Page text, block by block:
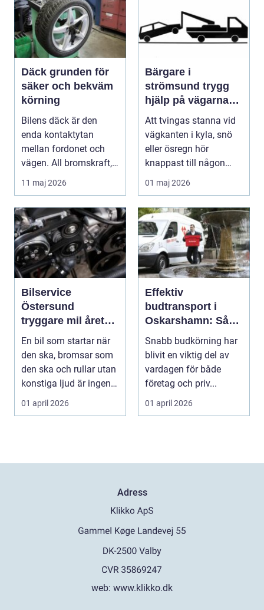
Däck grunden för
säker och bekväm
körning
Bilens däck är den
enda kontaktytan
mellan fordonet och
vägen. All bromskraft,
styrning och accelera...
11 maj 2026
Bärgare i
strömsund trygg
hjälp på vägarna
året runt
Att tvingas stanna vid
vägkanten i kyla, snö
eller ösregn hör
knappast till någon
bilägares drömscen...
01 maj 2026
Bilservice
Östersund
tryggare mil året
runt
En bil som startar när
den ska, bromsar som
den ska och rullar utan
konstiga ljud är ingen
självklar...
01 april 2026
Effektiv
budtransport i
Oskarshamn: Så
väljer företag och
privatpersoner rätt
lösning
Snabb budkörning har
blivit en viktig del av
vardagen för både
företag och priv...
01 april 2026
Adress
web: www.klikko.dk